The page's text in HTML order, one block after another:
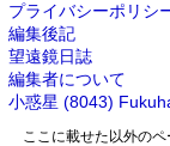
プライバシーポリシ
編集後記
望遠鏡日誌
編集者について
小惑星 (8043)
ここに載せた以外のペ